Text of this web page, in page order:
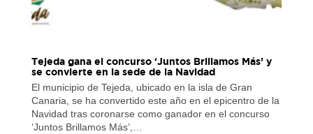
Tejeda gana el concurso ‘Juntos Brillamos Más’ y
se convierte en la sede de la Navidad
El municipio de Tejeda, ubicado en la isla de Gran
Canaria, se ha convertido este año en el epicentro de la
Navidad tras coronarse como ganador en el concurso
‘Juntos Brillamos Más’,…